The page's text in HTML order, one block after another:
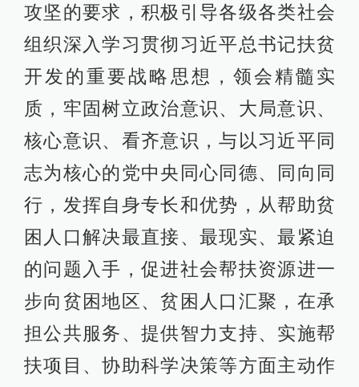
攻坚的要求，积极引导各级各类社会
组织深入学习贯彻习近平总书记扶贫
开发的重要战略思想，领会精髓实
质，牢固树立政治意识、大局意识、
核心意识、看齐意识，与以习近平同
志为核心的党中央同心同德、同向同
行，发挥自身专长和优势，从帮助贫
困人口解决最直接、最现实、最紧迫
的问题入手，促进社会帮扶资源进一
步向贫困地区、贫困人口汇聚，在承
担公共服务、提供智力支持、实施帮
扶项目、协助科学决策等方面主动作